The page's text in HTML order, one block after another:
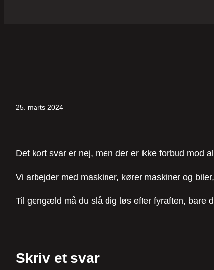
25. marts 2024
Det kort svar er nej, men der er ikke forbud mod
Vi arbejder med maskiner, kører maskiner og
Til gengæld må du slå dig løs efter fyraften, bare
Skriv et svar